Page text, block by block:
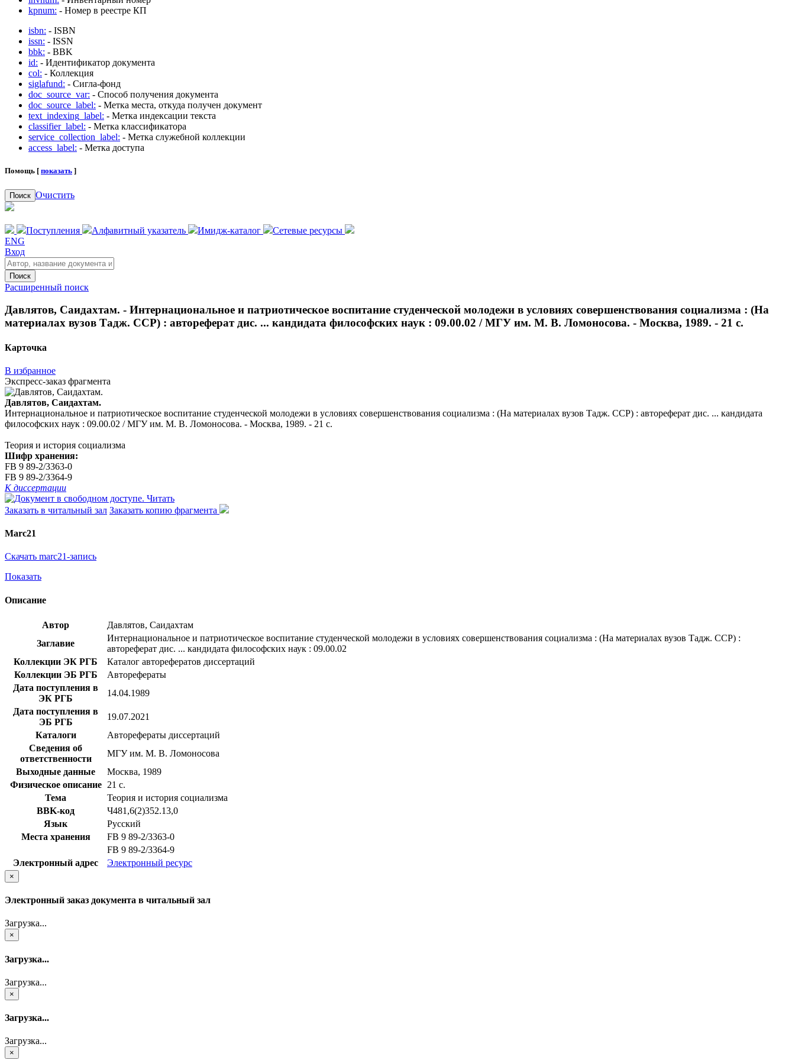
kpnum: - Номер в реестре КП
isbn: - ISBN
issn: - ISSN
bbk: - BBK
id: - Идентификатор документа
col: - Коллекция
siglafund: - Сигла-фонд
doc_source_var: - Способ получения документа
doc_source_label: - Метка места, откуда получен документ
text_indexing_label: - Метка индексации текста
classifier_label: - Метка классификатора
service_collection_label: - Метка служебной коллекции
access_label: - Метка доступа
Помощь [ показать ]
Поиск Очистить
Поступления Алфавитный указатель Имидж-каталог
Сетевые ресурсы
ENG
Вход
Поиск
Расширенный поиск
Давлятов, Саидахтам. - Интернациональное и патриотическое воспитание студенческой молодежи в условиях совершенствования социализма : (На
материалах вузов Тадж. ССР) : автореферат дис. ... кандидата философских наук : 09.00.02 / МГУ им. М. В. Ломоносова. - Москва, 1989. - 21 с.
Карточка
В избранное
Экспресс-заказ фрагмента
Давлятов, Саидахтам.
Интернациональное и патриотическое воспитание студенческой молодежи в условиях совершенствования социализма : (На материалах вузов Тадж. ССР) : автореферат дис. ... кандидата
философских наук : 09.00.02 / МГУ им. М. В. Ломоносова. - Москва, 1989. - 21 с.
Теория и история социализма
Шифр хранения:
FB 9 89-2/3363-0
FB 9 89-2/3364-9
К диссертации
Читать
Заказать в читальный зал Заказать копию фрагмента
Marc21
Скачать marc21-запись
Показать
Описание
Автор
Давлятов, Саидахтам
Заглавие
Интернациональное и патриотическое воспитание студенческой молодежи в условиях совершенствования социализма : (На материалах вузов Тадж. ССР) :
автореферат дис. ... кандидата философских наук : 09.00.02
Коллекции ЭК РГБ
Каталог авторефератов диссертаций
Коллекции ЭБ РГБ
Авторефераты
Дата поступления в
ЭК РГБ
14.04.1989
Дата поступления в
ЭБ РГБ
19.07.2021
Каталоги
Авторефераты диссертаций
Сведения об
ответственности
МГУ им. М. В. Ломоносова
Выходные данные
Москва, 1989
Физическое описание
21 с.
Тема
Теория и история социализма
BBK-код
Ч481,6(2)352.13,0
Язык
Русский
Места хранения
FB 9 89-2/3363-0
FB 9 89-2/3364-9
Электронный адрес
Электронный ресурс
×
Электронный заказ документа в читальный зал
Загрузка...
×
Загрузка...
Загрузка...
×
Загрузка...
Загрузка...
×